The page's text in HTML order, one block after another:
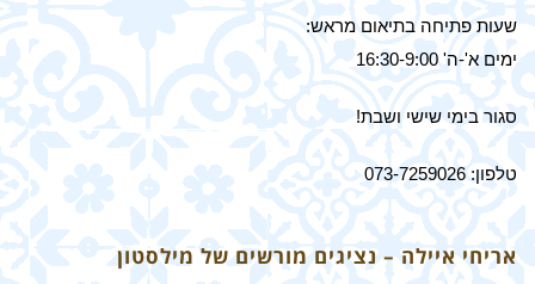
שעות פתיחה בתיאום מראש:
ימים א'-ה' 16:30-9:00
סגור בימי שישי ושבת!
טלפון: 073-7259026
אריחי איילה – נציגים מורשים של מילסטון